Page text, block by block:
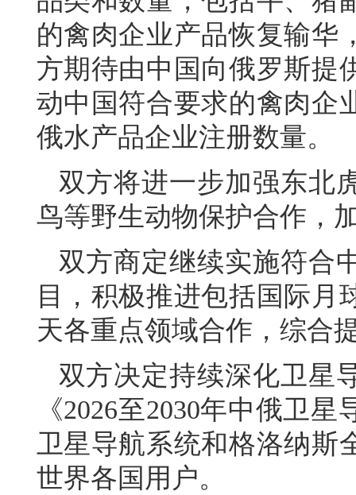
的禽肉企业产品恢复输华
方期待由中国向俄罗斯提
动中国符合要求的禽肉企
俄水产品企业注册数量。
双方将进一步加强东北
鸟等野生动物保护合作，
双方商定继续实施符合
目，积极推进包括国际月
天各重点领域合作，综合
双方决定持续深化卫星
《2026至2030年中俄卫
卫星导航系统和格洛纳斯
世界各国用户。